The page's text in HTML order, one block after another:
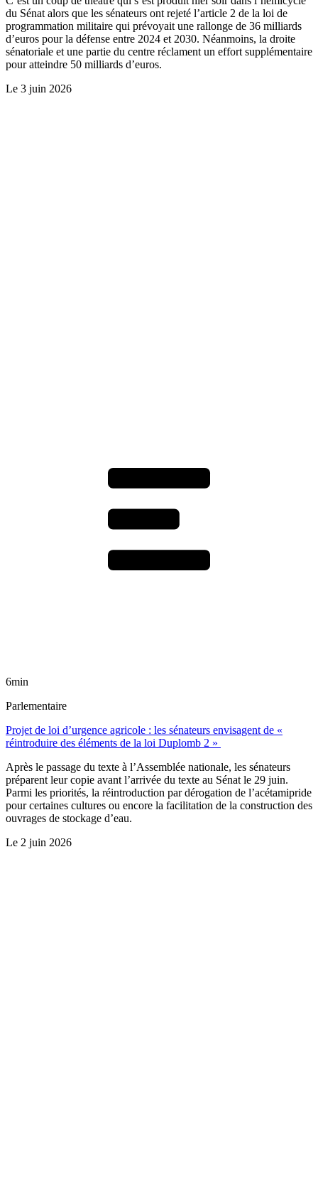
du Sénat alors que les sénateurs ont rejeté l’article 2 de la loi de
programmation militaire qui prévoyait une rallonge de 36 milliards
d’euros pour la défense entre 2024 et 2030. Néanmoins, la droite
sénatoriale et une partie du centre réclament un effort supplémentaire
pour atteindre 50 milliards d’euros.
Le 3 juin 2026
6min
Parlementaire
Projet de loi d’urgence agricole : les sénateurs envisagent de «
réintroduire des éléments de la loi Duplomb 2 »
Après le passage du texte à l’Assemblée nationale, les sénateurs
préparent leur copie avant l’arrivée du texte au Sénat le 29 juin.
Parmi les priorités, la réintroduction par dérogation de l’acétamipride
pour certaines cultures ou encore la facilitation de la construction des
ouvrages de stockage d’eau.
Le 2 juin 2026